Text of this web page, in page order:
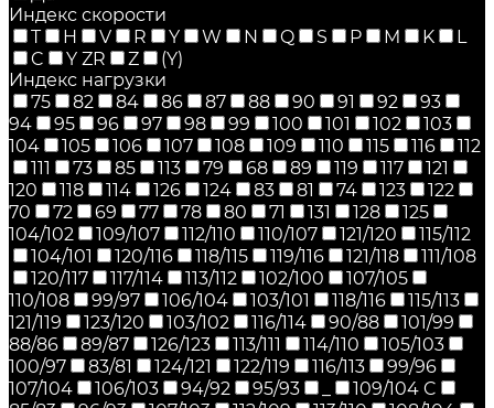
Индекс скорости
T
H V R Y W N Q S P M K
L
C
Y ZR Z
(Y)
Индекс нагрузки
75
82 84 86 87 88 90 91 92
93
94
95 96 97 98 99 100 101 102
103
104
105 106 107 108 109 110 115 116
112
111
73 85 113 79 68 89 119 117
121
120
118 114 126 124 83 81 74 123
122
70
72 69 77 78 80 71 131 128
125
104/102
109/107 112/110 110/107 121/120
115/112
104/101
120/116 118/115 119/116 121/118
111/108
120/117
117/114 113/112 102/100
107/105
110/108
99/97 106/104 103/101 118/116
115/113
121/119
123/120 103/102 116/114 90/88
101/99
88/86
89/87 126/123 113/111 114/110
105/103
100/97
83/81 124/121 122/119 116/113
99/96
107/104
106/103 94/92 95/93
109/104 C